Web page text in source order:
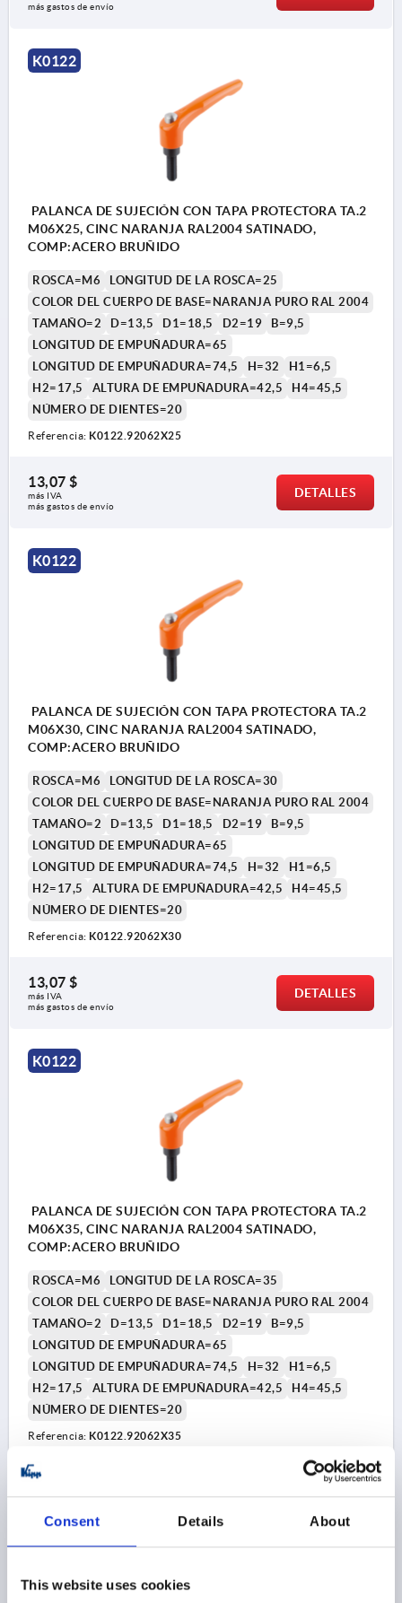
Consent Details About
This website uses cookies
más gastos de envío
K0122
PALANCA DE SUJECIÓN CON TAPA PROTECTORA TA.2
M06X25, CINC NARANJA RAL2004 SATINADO,
COMP:ACERO BRUÑIDO
ROSCA=M6
LONGITUD DE LA ROSCA=25
COLOR DEL CUERPO DE BASE=NARANJA PURO RAL 2004
TAMAÑO=2
D=13,5 D1=18,5 D2=19
B=9,5
LONGITUD DE EMPUÑADURA=65
LONGITUD DE EMPUÑADURA=74,5
H=32
H1=6,5
H2=17,5
ALTURA DE EMPUÑADURA=42,5
H4=45,5
NÚMERO DE DIENTES=20
Referencia: K0122.92062X25
13,07 $
más IVA
más gastos de envío
DETALLES
K0122
PALANCA DE SUJECIÓN CON TAPA PROTECTORA TA.2
M06X30, CINC NARANJA RAL2004 SATINADO,
COMP:ACERO BRUÑIDO
ROSCA=M6
LONGITUD DE LA ROSCA=30
COLOR DEL CUERPO DE BASE=NARANJA PURO RAL 2004
TAMAÑO=2
D=13,5 D1=18,5 D2=19
B=9,5
LONGITUD DE EMPUÑADURA=65
LONGITUD DE EMPUÑADURA=74,5
H=32
H1=6,5
H2=17,5
ALTURA DE EMPUÑADURA=42,5
H4=45,5
NÚMERO DE DIENTES=20
Referencia: K0122.92062X30
13,07 $
más IVA
más gastos de envío
DETALLES
K0122
PALANCA DE SUJECIÓN CON TAPA PROTECTORA TA.2
M06X35, CINC NARANJA RAL2004 SATINADO,
COMP:ACERO BRUÑIDO
ROSCA=M6
LONGITUD DE LA ROSCA=35
COLOR DEL CUERPO DE BASE=NARANJA PURO RAL 2004
TAMAÑO=2
D=13,5 D1=18,5 D2=19
B=9,5
LONGITUD DE EMPUÑADURA=65
LONGITUD DE EMPUÑADURA=74,5
H=32
H1=6,5
H2=17,5
ALTURA DE EMPUÑADURA=42,5
H4=45,5
NÚMERO DE DIENTES=20
Referencia: K0122.92062X35
13,76 $
más IVA